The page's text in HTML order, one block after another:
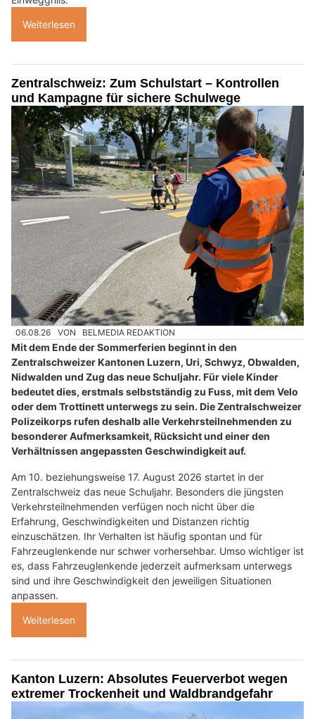
Weiterlesen
Zentralschweiz: Zum Schulstart – Kontrollen
und Kampagne für sichere Schulwege
06.08.26 VON BELMEDIA REDAKTION
Mit dem Ende der Sommerferien beginnt in den
Zentralschweizer Kantonen Luzern, Uri, Schwyz, Obwalden,
Nidwalden und Zug das neue Schuljahr. Für viele Kinder
bedeutet dies, erstmals selbstständig zu Fuss, mit dem Velo
oder dem Trottinett unterwegs zu sein. Die Zentralschweizer
Polizeikorps rufen deshalb alle Verkehrsteilnehmenden zu
besonderer Aufmerksamkeit, Rücksicht und einer den
Verhältnissen angepassten Geschwindigkeit auf.
Am 10. beziehungsweise 17. August 2026 startet in der
Zentralschweiz das neue Schuljahr. Besonders die jüngsten
Verkehrsteilnehmenden verfügen noch nicht über die
Erfahrung, Geschwindigkeiten und Distanzen richtig
einzuschätzen. Ihr Verhalten ist häufig spontan und für
Fahrzeuglenkende nur schwer vorhersehbar. Umso wichtiger ist
es, dass Fahrzeuglenkende jederzeit aufmerksam unterwegs
sind und ihre Geschwindigkeit den jeweiligen Situationen
anpassen.
Weiterlesen
Kanton Luzern: Absolutes Feuerverbot wegen
extremer Trockenheit und Waldbrandgefahr